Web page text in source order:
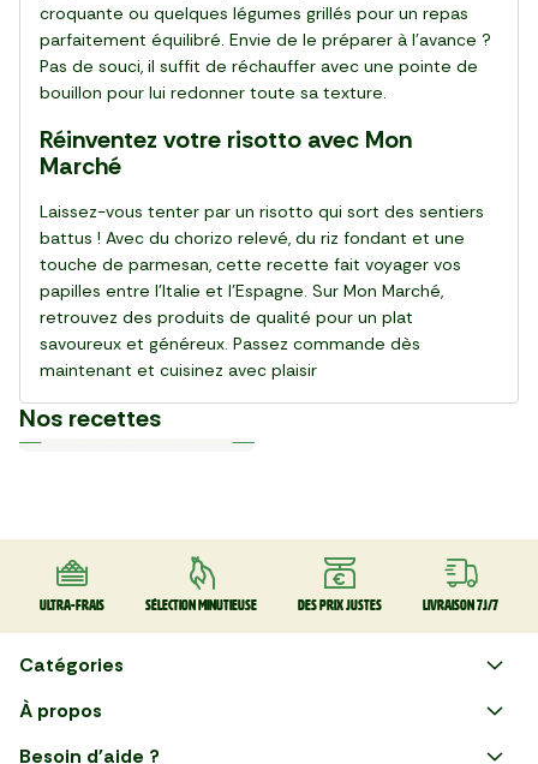
croquante ou quelques légumes grillés pour un repas
parfaitement équilibré. Envie de le préparer à l’avance ?
Pas de souci, il suffit de réchauffer avec une pointe de
bouillon pour lui redonner toute sa texture.
Réinventez votre risotto avec Mon
Marché
Laissez-vous tenter par un risotto qui sort des sentiers
battus ! Avec du chorizo relevé, du riz fondant et une
touche de parmesan, cette recette fait voyager vos
papilles entre l’Italie et l’Espagne. Sur Mon Marché,
retrouvez des produits de qualité pour un plat
savoureux et généreux. Passez commande dès
maintenant et cuisinez avec plaisir
Nos recettes
La Salade de gnocchi,
mozzarella et serrano
La Pinsa Burrata Pesto
Le Carpaccio de Boeuf
La Kafta sauce tahini 🇯🇴
La Salade de chou rouge
thaï au poulet
Le Club sandwich
Le Taboulé végétal
La Salade de haricots verts
La Tarte Fraîche au Thon
Le Poke bowl au saumon et
légumes croquants 🇺🇸
Ultra-frais Sélection minutieuse Des prix justes Livraison 7J/7
Catégories
Faire ses courses en ligne
À propos
Besoin d'aide ?